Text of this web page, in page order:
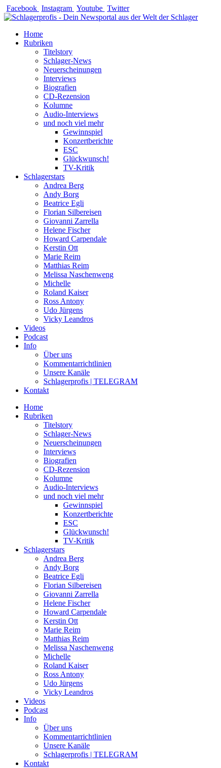
Zum
Inhalt
Facebook Instagram Youtube Twitter
Home
Rubriken
Titelstory
Schlager-News
Neuerscheinungen
Interviews
Biografien
CD-Rezension
Kolumne
Audio-Interviews
und noch viel mehr
Gewinnspiel
Konzertberichte
ESC
Glückwunsch!
TV-Kritik
Schlagerstars
Andrea Berg
Andy Borg
Beatrice Egli
Florian Silbereisen
Giovanni Zarrella
Helene Fischer
Howard Carpendale
Kerstin Ott
Marie Reim
Matthias Reim
Melissa Naschenweng
Michelle
Roland Kaiser
Ross Antony
Udo Jürgens
Vicky Leandros
Videos
Podcast
Info
Über uns
Kommentarrichtlinien
Unsere Kanäle
Schlagerprofis | TELEGRAM
Kontakt
Home
Rubriken
Titelstory
Schlager-News
Neuerscheinungen
Interviews
Biografien
CD-Rezension
Kolumne
Audio-Interviews
und noch viel mehr
Gewinnspiel
Konzertberichte
ESC
Glückwunsch!
TV-Kritik
Schlagerstars
Andrea Berg
Andy Borg
Beatrice Egli
Florian Silbereisen
Giovanni Zarrella
Helene Fischer
Howard Carpendale
Kerstin Ott
Marie Reim
Matthias Reim
Melissa Naschenweng
Michelle
Roland Kaiser
Ross Antony
Udo Jürgens
Vicky Leandros
Videos
Podcast
Info
Über uns
Kommentarrichtlinien
Unsere Kanäle
Schlagerprofis | TELEGRAM
Kontakt